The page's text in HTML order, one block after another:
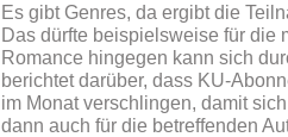
Es gibt Genres, da ergibt die
Das dürfte beispielsweise für die
Romance hingegen kann sich
berichtet darüber, dass KU-
im Monat verschlingen, damit
dann auch für die betreffenden